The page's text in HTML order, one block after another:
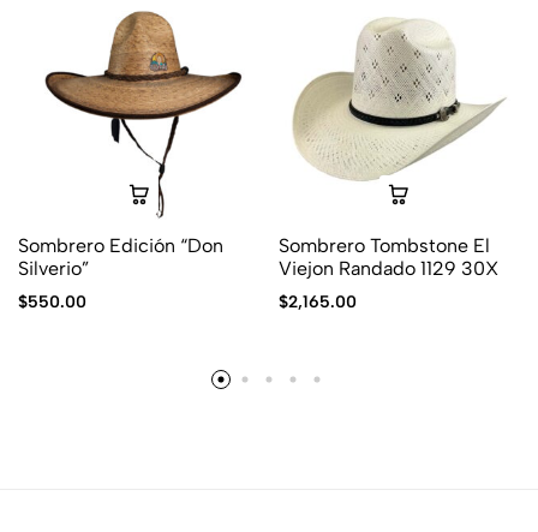
Sombrero Edición “Don
Silverio”
$550.00
Sombrero Tombstone El
Viejon Randado 1129 30X
$2,165.00